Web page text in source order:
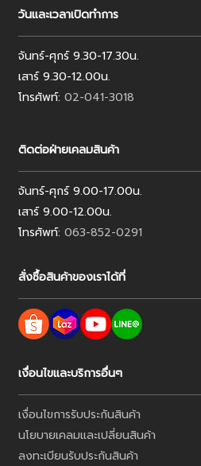
วันและเวลาเปิดทำการ
จันทร์-ศุกร์ 9.30-17.30น.
เสาร์ 9.30-12.00น.
โทรศัพท์: 02-041-3018
ติดต่อฝ่ายเคลมสินค้า
จันทร์-ศุกร์ 9.00-17.00น.
เสาร์ 9.00-12.00น.
โทรศัพท์: 063-852-0291
สั่งซื้อสินค้าของเราได้ที่
เงื่อนไขและบริการอื่นๆ
เงื่อนไขการรับประกันสินค้า
นโยบายเคลมและเปลี่ยนสินค้า
ลงทะเบียนรับประกันสินค้า